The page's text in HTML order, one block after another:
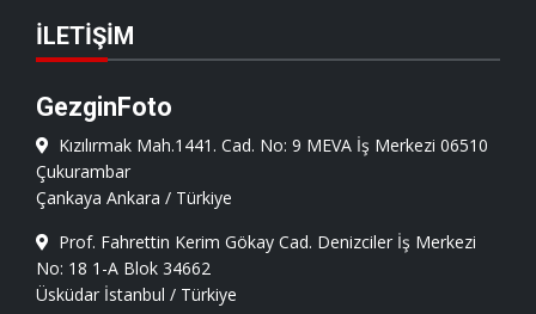
İLETIŞIM
GezginFoto
Kızılırmak Mah.1441. Cad. No: 9 MEVA İş Merkezi 06510
Çukurambar
Çankaya Ankara / Türkiye
Prof. Fahrettin Kerim Gökay Cad. Denizciler İş Merkezi
No: 18 1-A Blok 34662
Üsküdar İstanbul / Türkiye